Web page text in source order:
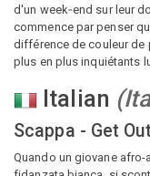
d'un week‑end sur leur
commence par penser
différence de couleur de
plus en plus inquiétants
Italian (
Scappa - Get Out
Quando un giovane